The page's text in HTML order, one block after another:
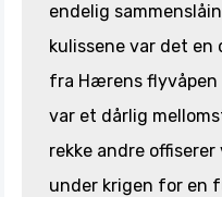
endelig
kulissene var det en
fra Hærens flyvåpen
var et dårlig
rekke andre
under krigen for en